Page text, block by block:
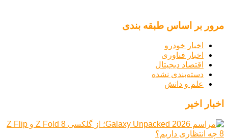
مرور بر اساس طبقه بندی
اخبار خودرو
اخبار فناوری
اقتصاد دیجیتال
دسته‌بندی نشده
علم و دانش
اخبار اخیر